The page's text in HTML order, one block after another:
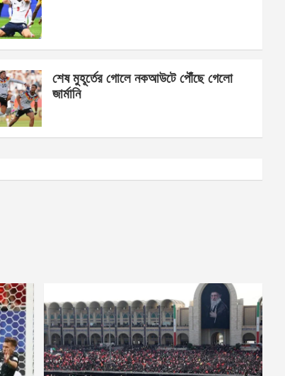
শেষ মুহূর্তের গোলে নকআউটে পৌঁছে গেলো
জার্মানি